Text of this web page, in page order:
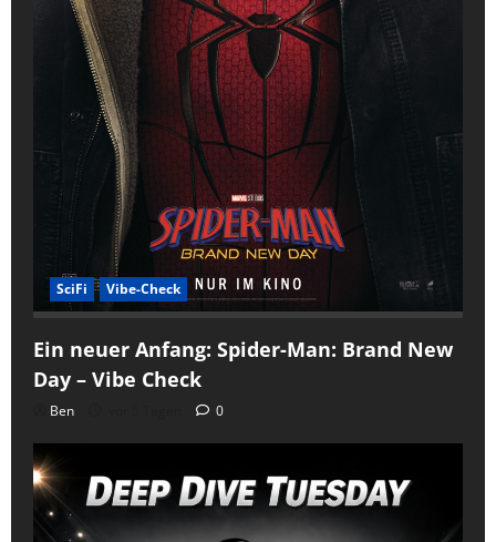
SciFi Vibe-Check
Ein neuer Anfang: Spider-Man: Brand New
Day – Vibe Check
Ben 0